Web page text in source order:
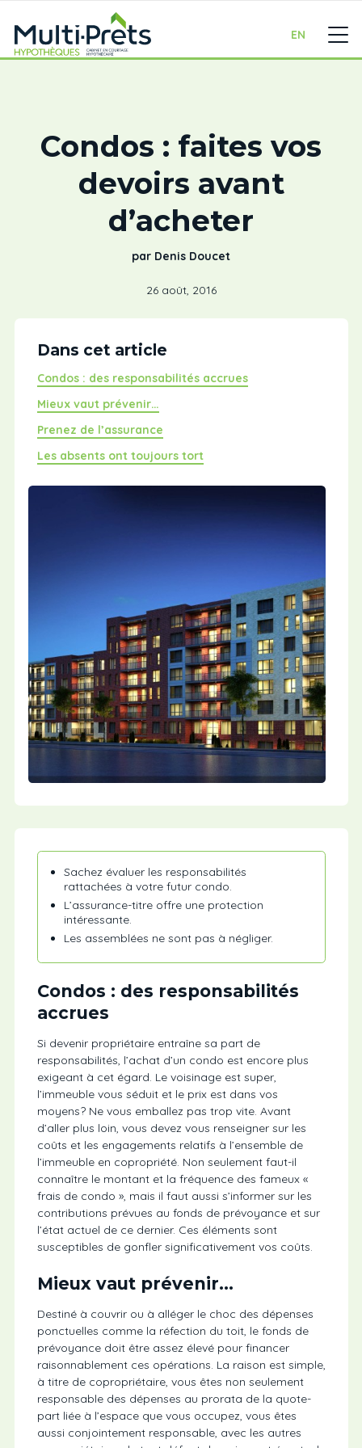
EN
Condos : faites vos
devoirs avant
d’acheter
par Denis Doucet
26 août, 2016
Dans cet article
Condos : des responsabilités accrues
Mieux vaut prévenir…
Prenez de l’assurance
Les absents ont toujours tort
Sachez évaluer les responsabilités
rattachées à votre futur condo.
L’assurance-titre offre une protection
intéressante.
Les assemblées ne sont pas à négliger.
Condos : des responsabilités
accrues
Si devenir propriétaire entraîne sa part de
responsabilités, l’achat d’un condo est encore plus
exigeant à cet égard. Le voisinage est super,
l’immeuble vous séduit et le prix est dans vos
moyens? Ne vous emballez pas trop vite. Avant
d’aller plus loin, vous devez vous renseigner sur les
coûts et les engagements relatifs à l’ensemble de
l’immeuble en copropriété. Non seulement faut-il
connaître le montant et la fréquence des fameux «
frais de condo », mais il faut aussi s’informer sur les
contributions prévues au fonds de prévoyance et sur
l’état actuel de ce dernier. Ces éléments sont
susceptibles de gonfler significativement vos coûts.
Mieux vaut prévenir…
Destiné à couvrir ou à alléger le choc des dépenses
ponctuelles comme la réfection du toit, le fonds de
prévoyance doit être assez élevé pour financer
raisonnablement ces opérations. La raison est simple,
à titre de copropriétaire, vous êtes non seulement
responsable des dépenses au prorata de la quote-
part liée à l’espace que vous occupez, vous êtes
aussi conjointement responsable, avec les autres